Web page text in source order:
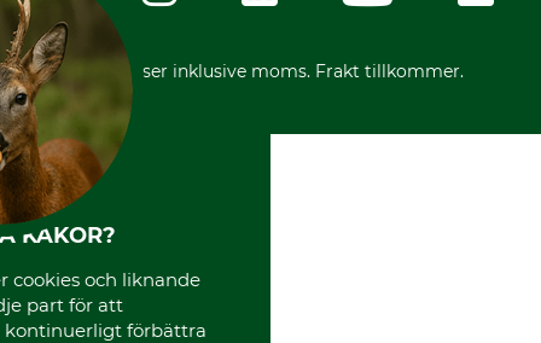
Reklamationer
Frakter
Vår personal
Varumärken
Mässor
Instagram TOS
Media
Code of Conduct
*Alla priser inklusive moms. Frakt tillkommer.
KAKOR?
cookies och liknande
part för att
kontinuerligt förbättra